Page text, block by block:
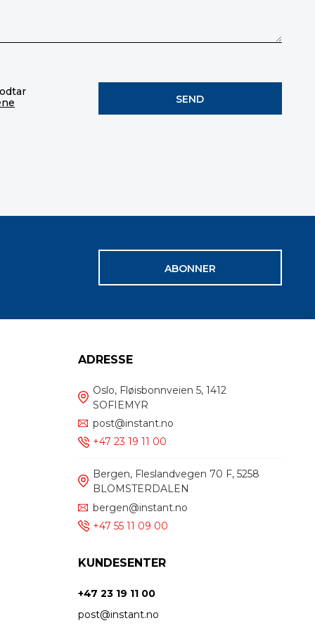
ABONNER
ADRESSE
Oslo, Fløisbonnveien 5, 1412
SOFIEMYR
post@instant.no
+47 23 19 11 00
Bergen, Fleslandvegen 70 F, 5258
BLOMSTERDALEN
bergen@instant.no
+47 55 11 09 00
KUNDESENTER
+47 23 19 11 00
post@instant.no